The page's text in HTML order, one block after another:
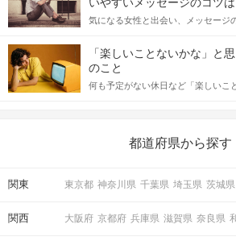
をしっかりと理解し、正しい行動に
記事では、女性が話しかけて欲しい
合にどのような行動に繋げるべきか
いやすいメッセージのコツは
気になる女性と出会い、メッセージ
しかし、中には「どう誘ったらい
っしゃるのではないでしょうか。
送るLINEでのデートの誘い方のコツ
えながら解説するので、ぜひ参考に
「楽しいことないかな」と
のこと
何も予定がない休日など「楽しいこ
の楽しいことアイデアを集めました
都道府県から探す
関東 東京都 神奈川県 千葉県 埼玉県 茨城県
関西 大阪府 京都府 兵庫県 滋賀県 奈良県